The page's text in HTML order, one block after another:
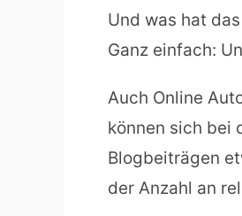
Und was hat
Ganz einfach:
Auch Online
können sich bei
Blogbeiträgen
der Anzahl an